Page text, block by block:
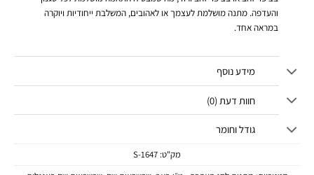
והעדפה. מתנה מושלמת לעצמך או לאהובים, המשלבת ייחודיות ויוקרה
במראה אחד.
מידע נוסף
חוות דעת (0)
גודל וחומר
מק"ט: 1647-S